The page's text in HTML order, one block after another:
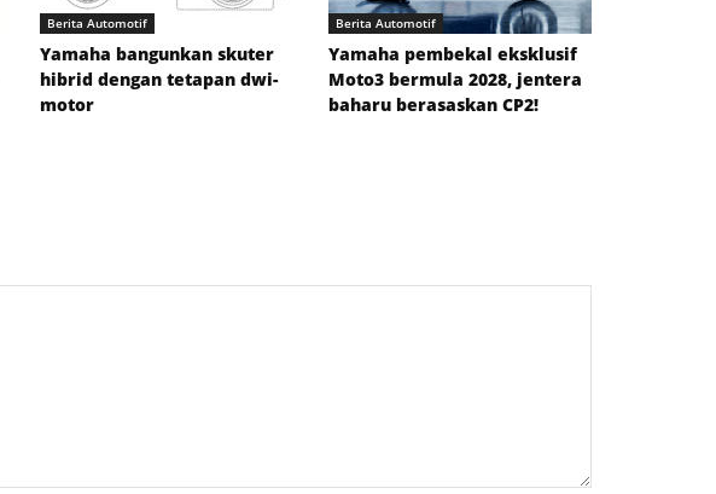
Berita Automotif
Yamaha bangunkan skuter
hibrid dengan tetapan dwi-
motor
Berita Automotif
Yamaha pembekal eksklusif
Moto3 bermula 2028, jentera
baharu berasaskan CP2!